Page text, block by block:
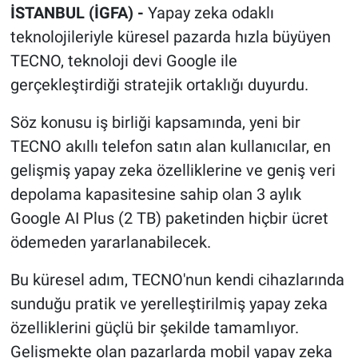
İSTANBUL (İGFA) - Yapay zeka odaklı
teknolojileriyle küresel pazarda hızla büyüyen
TECNO, teknoloji devi Google ile
gerçekleştirdiği stratejik ortaklığı duyurdu.
Söz konusu iş birliği kapsamında, yeni bir
TECNO akıllı telefon satın alan kullanıcılar, en
gelişmiş yapay zeka özelliklerine ve geniş veri
depolama kapasitesine sahip olan 3 aylık
Google AI Plus (2 TB) paketinden hiçbir ücret
ödemeden yararlanabilecek.
Bu küresel adım, TECNO'nun kendi cihazlarında
sunduğu pratik ve yerelleştirilmiş yapay zeka
özelliklerini güçlü bir şekilde tamamlıyor.
Gelişmekte olan pazarlarda mobil yapay zeka